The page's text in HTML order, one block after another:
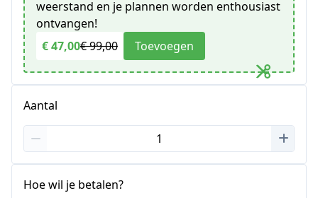
weerstand en je plannen worden enthousiast
ontvangen!
€ 47,00€ 99,00 Toevoegen
Aantal
Hoe wil je betalen?